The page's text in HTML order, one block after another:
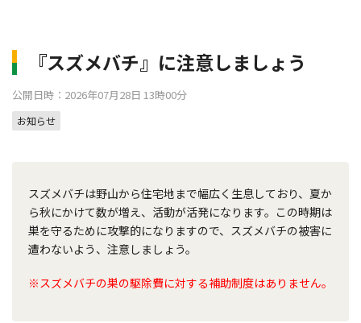
『スズメバチ』に注意しましょう
公開日時：2026年07月28日 13時00分
お知らせ
スズメバチは野山から住宅地まで幅広く生息しており、夏か
ら秋にかけて数が増え、活動が活発になります。この時期は
巣を守るために攻撃的になりますので、スズメバチの被害に
遭わないよう、注意しましょう。
※スズメバチの巣の駆除費に対する補助制度はありません。